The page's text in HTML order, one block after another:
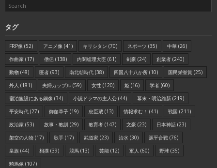
タグ
FRP像 (52) アニメ像 (41) キリシタン (70) スポーツ (35) 中華 (26)
作曲家 (17) 僧侶 (138) 内閣総理大臣 (61) 剣豪 (24) 創業者 (240)
動物 (48) 医者 (93) 南北朝時代 (38) 四国八十八か所 (10) 国民栄誉賞 (25)
外人 (181) 夫婦カップル (59) 女性 (120) 姫 (16) 学者 (60)
宿泊施設にある銅像 (34) 小説ドラマの主人公 (44) 幕末・明治維新 (219)
平安時代 (27) 御伽草子 (19) 忠臣蔵 (13) 情報求む！ (41) 戦国 (211)
政治家 (53) 故事・教訓 (29) 教育者 (147) 文豪 (23) 日本神話 (23)
架空の人物 (17) 歌手 (17) 武道家 (23) 治水 (30) 源平合戦 (76)
皇族 (44) 相撲 (39) 競馬 (13) 芸能 (12) 軍人 (60) 野球 (35)
騎馬像 (107)